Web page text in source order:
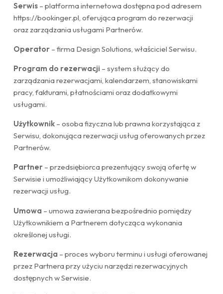
Serwis – platforma internetowa dostępna pod adresem
https://bookinger.pl , oferująca program do rezerwacji
oraz zarządzania usługami Partnerów.
Operator – firma Design Solutions, właściciel Serwisu.
Program do rezerwacji – system służący do
zarządzania rezerwacjami, kalendarzem, stanowiskami
pracy, fakturami, płatnościami oraz dodatkowymi
usługami.
Użytkownik – osoba fizyczna lub prawna korzystająca z
Serwisu, dokonująca rezerwacji usług oferowanych przez
Partnerów.
Partner – przedsiębiorca prezentujący swoją ofertę w
Serwisie i umożliwiający Użytkownikom dokonywanie
rezerwacji usług.
Umowa – umowa zawierana bezpośrednio pomiędzy
Użytkownikiem a Partnerem dotycząca wykonania
określonej usługi.
Rezerwacja – proces wyboru terminu i usługi oferowanej
przez Partnera przy użyciu narzędzi rezerwacyjnych
dostępnych w Serwisie.